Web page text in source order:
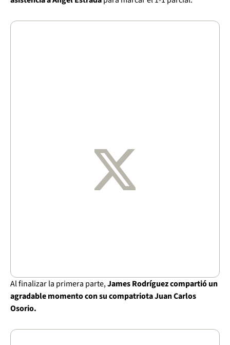
Al finalizar la primera parte,James Rodríguez compartió un
agradable momento con su compatriota Juan Carlos
Osorio.